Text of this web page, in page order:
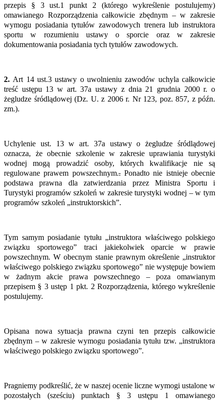
przepis § 3 ust.1 punkt 2 (którego wykreślenie postulujemy)
omawianego Rozporządzenia całkowicie zbędnym – w zakresie
wymogu posiadania tytułów zawodowych trenera lub instruktora
sportu w rozumieniu ustawy o sporcie oraz w zakresie
dokumentowania posiadania tych tytułów zawodowych.
2. Art 14 ust.3 ustawy o uwolnieniu zawodów uchyla całkowicie
treść ustępu 13 w art. 37a ustawy z dnia 21 grudnia 2000 r. o
żegludze śródlądowej (Dz. U. z 2006 r. Nr 123, poz. 857, z późn.
zm.).
Uchylenie ust. 13 w art. 37a ustawy o żegludze śródlądowej
oznacza, że obecnie szkolenie w zakresie uprawiania turystyki
wodnej mogą prowadzić osoby, których kwalifikacje nie są
regulowane prawem powszechnym..Ponadto nie istnieje obecnie
podstawa prawna dla zatwierdzania przez Ministra Sportu i
Turystyki programów szkoleń w zakresie turystyki wodnej – w tym
programów szkoleń „instruktorskich”.
Tym samym posiadanie tytułu „instruktora właściwego polskiego
związku sportowego” traci jakiekolwiek oparcie w prawie
powszechnym. W obecnym stanie prawnym określenie „instruktor
właściwego polskiego związku sportowego” nie występuje bowiem
w żadnym akcie prawa powszechnego – poza omawianym
przepisem § 3 ustęp 1 pkt. 2 Rozporządzenia, którego wykreślenie
postulujemy.
Opisana nowa sytuacja prawna czyni ten przepis całkowicie
zbędnym – w zakresie wymogu posiadania tytułu tzw. „instruktora
właściwego polskiego związku sportowego”.
Pragniemy podkreślić, że w naszej ocenie liczne wymogi ustalone w
pozostałych (sześciu) punktach § 3 ustępu 1 omawianego